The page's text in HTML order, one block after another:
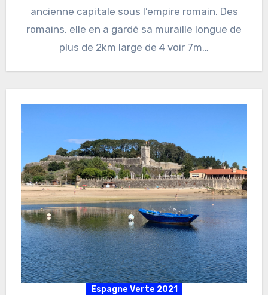
ancienne capitale sous l’empire romain. Des
romains, elle en a gardé sa muraille longue de
plus de 2km large de 4 voir 7m…
Espagne Verte 2021